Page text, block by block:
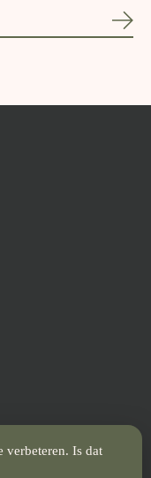
verbeteren. Is dat